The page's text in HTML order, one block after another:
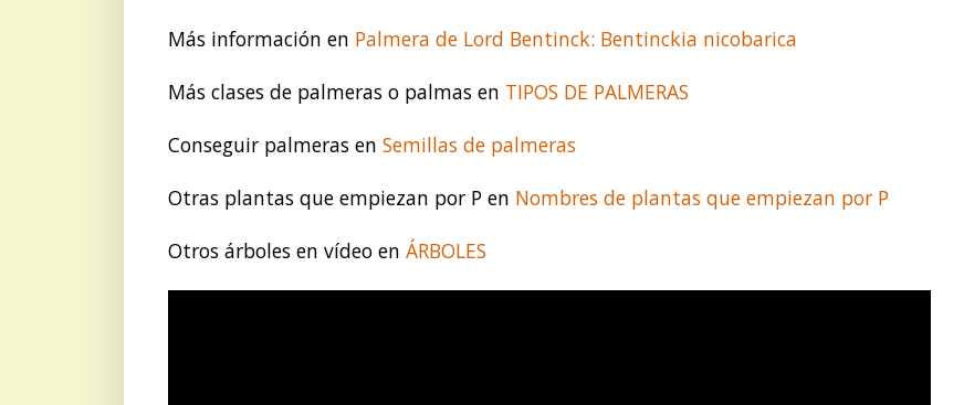
Más información en Palmera de Lord Bentinck: Bentinckia nicobarica
Más clases de palmeras o palmas en TIPOS DE PALMERAS
Conseguir palmeras en Semillas de palmeras
Otras plantas que empiezan por P en Nombres de plantas que empiezan por P
Otros árboles en vídeo en ÁRBOLES